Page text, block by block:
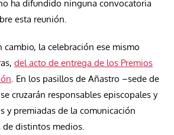
ha difundido ninguna convocatoria
esta reunión.
cambio, la celebración ese mismo
del acto de entrega de los Premios
. En los pasillos de Añastro –sede de
cruzarán responsables episcopales y
y premiadas de la comunicación
de distintos medios.